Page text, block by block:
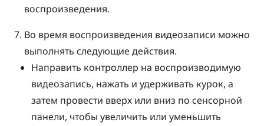
воспроизведения.
Во время воспроизведения видеозаписи можно
выполнять следующие действия.
Направить контроллер на воспроизводимую
видеозапись, нажать и удерживать курок, а
затем провести вверх или вниз посенсорной
панели, чтобы увеличить или уменьшить